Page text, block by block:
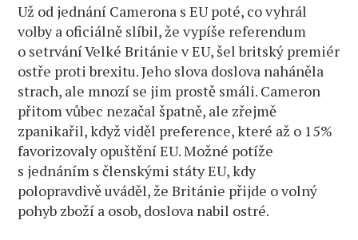
Už od jednání Camerona s EU poté, co vyhrál
volby a oficiálně slíbil, že vypíše referendum
o setrvání Velké Británie v EU, šel britský premiér
ostře proti brexitu. Jeho slova doslova naháněla
strach, ale mnozí se jim prostě smáli. Cameron
přitom vůbec nezačal špatně, ale zřejmě
zpanikařil, když viděl preference, které až o 15%
favorizovaly opuštění EU. Možné potíže
s jednáním s členskými státy EU, kdy
polopravdivě uváděl, že Británie přijde o volný
pohyb zboží a osob, doslova nabil ostré.